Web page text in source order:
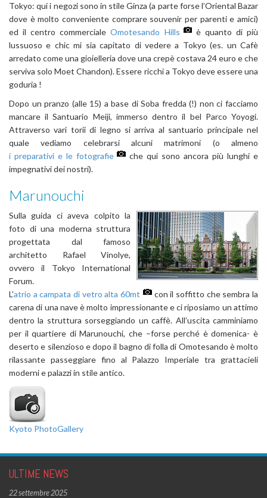
Tokyo: qui i negozi sono in stile Ginza (a parte forse l’Oriental Bazar
dove è molto conveniente comprare souvenir per parenti e amici)
ed il centro commercialeOmotesando Hills
è quanto di più
lussuoso e chic mi sia capitato di vedere a Tokyo (es. un Cafè
arredato come una gioielleria dove una crepè costava 24 euro e che
serviva solo Moet Chandon). Essere ricchi a Tokyo deve essere una
goduria !
Dopo un pranzo (alle 15) a base di Soba fredda (!) non ci facciamo
mancare il Santuario Meiji, immerso dentro il bel Parco Yoyogi.
Attraverso vari torii di legno si arriva al santuario principale nel
quale vediamo celebrarsi alcuni matrimoni (o almeno
i preparativi e le fotografie
che qui sono ancora più lunghi e
impegnativi dei nostri).
Marunouchi
Sulla guida ci aveva colpito la
foto di una moderna struttura
progettata dal famoso
architetto Rafael Vinolye,
ovvero il Tokyo International
Forum.
L’atrio a campata di vetro alta 60mt
con il soffitto che sembra la
carena di una nave è molto impressionante e ci riposiamo un attimo
dentro la struttura sorseggiando un caffè. All’uscita camminiamo
per il quartiere di Marunouchi, che –forse perché è domenica- è
deserto e silenzioso e dopo il bagno di folla di Omotesando è molto
rilassante passeggiare fino al Palazzo Imperiale tra grattacieli
moderni e palazzi in stile antico.
Kyoto PhotoGallery
ULTIME NEWS
22 settembre 2025